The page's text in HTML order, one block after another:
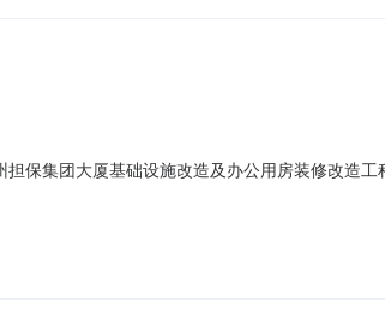
保集团大厦基础设施改造及办公用房装修改造
：775.134000，工期：105，投标保证金额：10